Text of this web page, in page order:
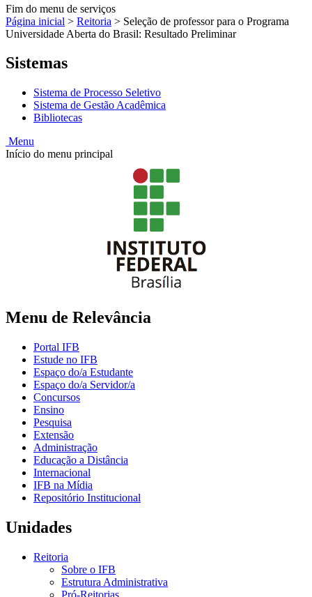
Fim do menu de serviços
Página inicial > Reitoria > Seleção de professor para o Programa
Universidade Aberta do Brasil: Resultado Preliminar
Sistemas
Sistema de Processo Seletivo
Sistema de Gestão Acadêmica
Bibliotecas
Menu
Início do menu principal
Menu de Relevância
Portal IFB
Estude no IFB
Espaço do/a Estudante
Espaço do/a Servidor/a
Concursos
Ensino
Pesquisa
Extensão
Administração
Educação a Distância
Internacional
IFB na Mídia
Repositório Institucional
Unidades
Reitoria
Sobre o IFB
Estrutura Administrativa
Pró-Reitorias